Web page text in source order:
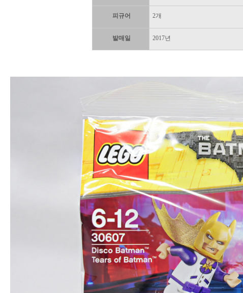
피규어 2개
발매일 2017년